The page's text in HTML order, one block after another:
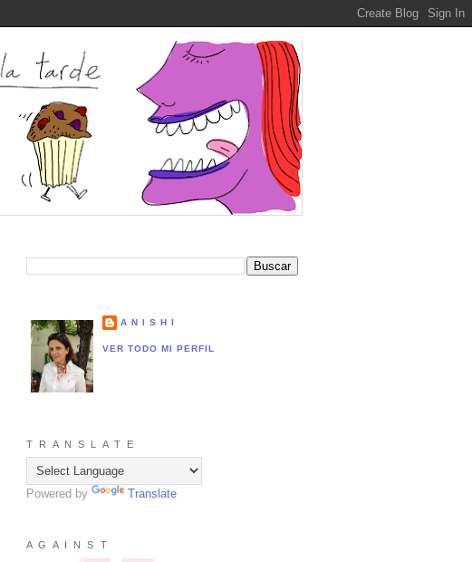
A N I S H I
VER TODO MI PERFIL
T R A N S L A T E
Powered by Translate
A G A I N S T